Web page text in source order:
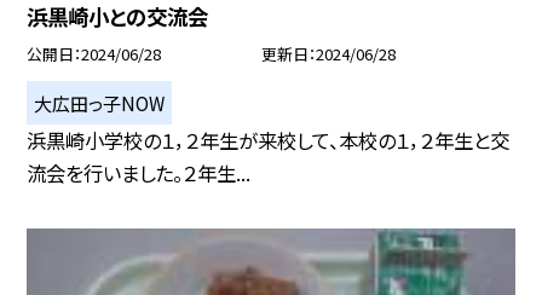
浜黒崎小との交流会
公開日 2024/06/28 更新日 2024/06/28
大広田っ子NOW
浜黒崎小学校の１，２年生が来校して、本校の１，２年生と交
流会を行いました。２年生...